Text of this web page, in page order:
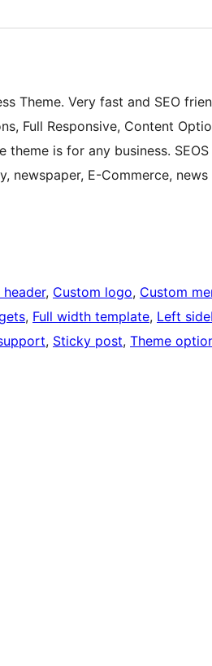
Theme. Very fast and SEO
Full Responsive, Content
is for any business.
E-Commerce, news
, Custom logo, Custom
, Full width template, Left
, Sticky post, Theme